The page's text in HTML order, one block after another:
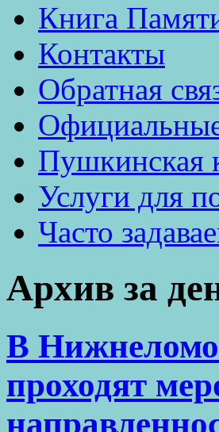
Книга
Контакты
Обратная
Пушкинская
Услуги для
Часто
Архив за
В
проходят